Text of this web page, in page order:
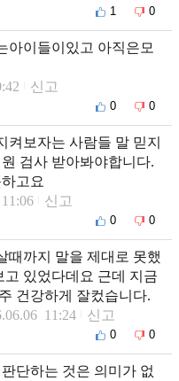
1 0
아이들이있고 아직은모
신고
0 0
켜보자는 사람들 말 믿지
검사 받아봐야합니다.
고요
신고
0 0
때까지 말을 제대로 못했
있었다데요 근데 지금
건강하게 잘컸습니다.
11:24 신고
0 0
단하는 것은 의미가 없